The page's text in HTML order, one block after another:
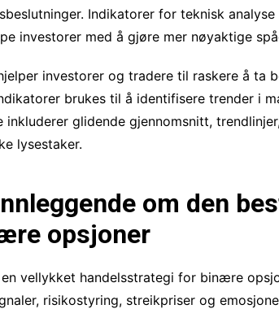
Indikatorer for teknisk
investorer med å gjøre mer nøyaktige
investorer og tradere til raskere å ta
brukes til å identifisere trender i
inkluderer glidende gjennomsnitt,
lysestaker.
om den
opsjoner
vellykket handelsstrategi for binære
risikostyring, streikpriser og